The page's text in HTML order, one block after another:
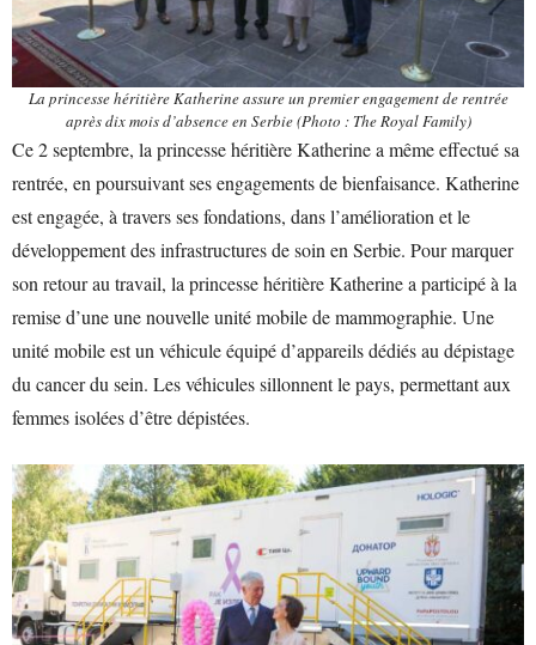
La princesse héritière Katherine assure un premier engagement de rentrée
après dix mois d’absence en Serbie (Photo : The Royal Family)
Ce 2 septembre, la princesse héritière Katherine a même effectué sa
rentrée, en poursuivant ses engagements de bienfaisance. Katherine
est engagée, à travers ses fondations, dans l’amélioration et le
développement des infrastructures de soin en Serbie. Pour marquer
son retour au travail, la princesse héritière Katherine a participé à la
remise d’une une nouvelle unité mobile de mammographie. Une
unité mobile est un véhicule équipé d’appareils dédiés au dépistage
du cancer du sein. Les véhicules sillonnent le pays, permettant aux
femmes isolées d’être dépistées.